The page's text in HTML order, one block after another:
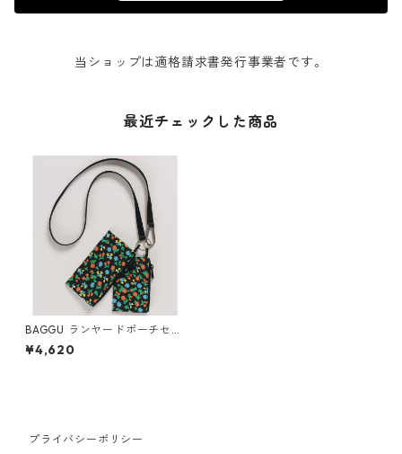
当ショップは適格請求書発行事業者です。
最近チェックした商品
BAGGU ランヤードポーチセッ
ト ファスナー ストラップ付き
バグゥ バグー BLACK CALICO
¥4,620
プライバシーポリシー